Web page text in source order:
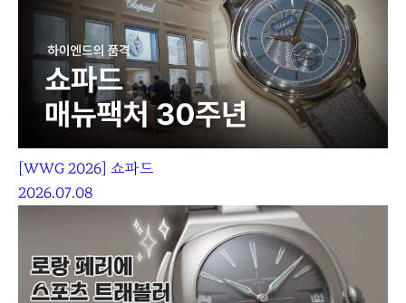
[WWG 2026] 쇼파드
2026.07.08